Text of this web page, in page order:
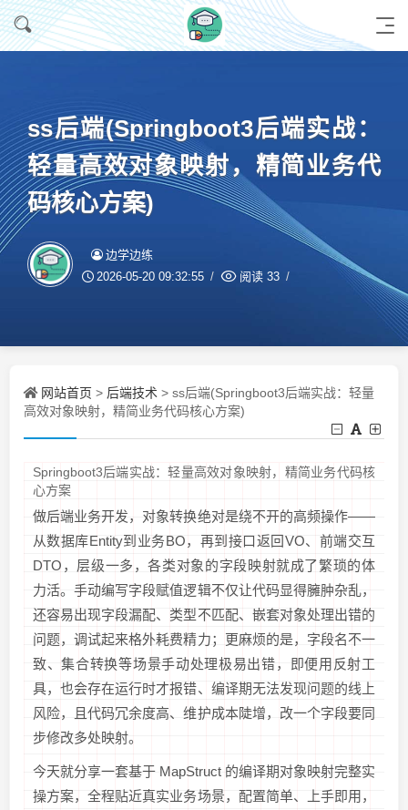
ss后端(Springboot3后端实战：
轻量高效对象映射，精简业务代
码核心方案)
边学边练
2026-05-20 09:32:55 阅读 33
网站首页 > 后端技术 > ss后端(Springboot3后端实战：轻量
高效对象映射，精简业务代码核心方案)
Springboot3后端实战：轻量高效对象映射，精简业务代码核
心方案
做后端业务开发，对象转换绝对是绕不开的高频操作——
从数据库Entity到业务BO，再到接口返回VO、前端交互
DTO，层级一多，各类对象的字段映射就成了繁琐的体
力活。手动编写字段赋值逻辑不仅让代码显得臃肿杂乱，
还容易出现字段漏配、类型不匹配、嵌套对象处理出错的
问题，调试起来格外耗费精力；更麻烦的是，字段名不一
致、集合转换等场景手动处理极易出错，即便用反射工
具，也会存在运行时才报错、编译期无法发现问题的线上
风险，且代码冗余度高、维护成本陡增，改一个字段要同
步修改多处映射。
今天就分享一套基于 MapStruct 的编译期对象映射完整实
操方案，全程贴近真实业务场景，配置简单、上手即用，